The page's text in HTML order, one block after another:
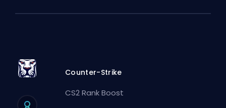
Counter-Strike
CS2 Rank Boost